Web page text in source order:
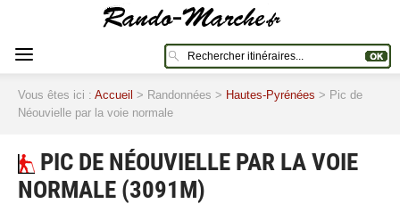
Vous êtes ici : Accueil > Randonnées > Hautes-Pyrénées > Pic de
Néouvielle par la voie normale
PIC DE NÉOUVIELLE PAR LA VOIE
NORMALE (3091M)